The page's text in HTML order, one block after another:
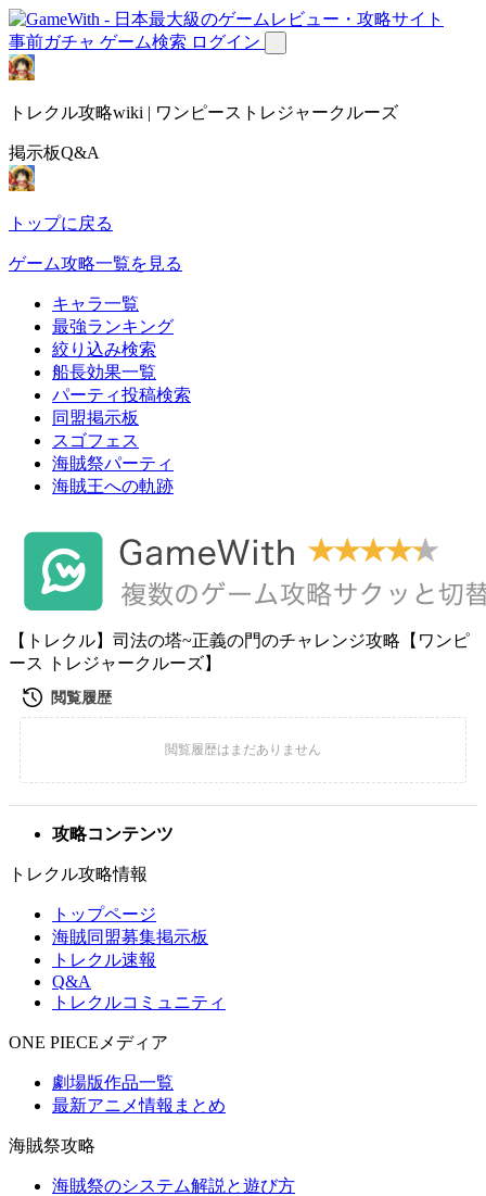
事前ガチャ ゲーム検索 ログイン
トレクル攻略wiki | ワンピーストレジャークルーズ
掲示板Q&A
トップに戻る
ゲーム攻略一覧を見る
キャラ一覧
最強ランキング
絞り込み検索
船長効果一覧
パーティ投稿検索
同盟掲示板
スゴフェス
海賊祭パーティ
海賊王への軌跡
【トレクル】司法の塔~正義の門のチャレンジ攻略【ワンピ
ース トレジャークルーズ】
攻略コンテンツ
トレクル攻略情報
トップページ
海賊同盟募集掲示板
トレクル速報
Q&A
トレクルコミュニティ
ONE PIECEメディア
劇場版作品一覧
最新アニメ情報まとめ
海賊祭攻略
海賊祭のシステム解説と遊び方